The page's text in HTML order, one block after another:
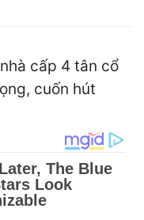
cấp 4 tân cổ
cuốn hút